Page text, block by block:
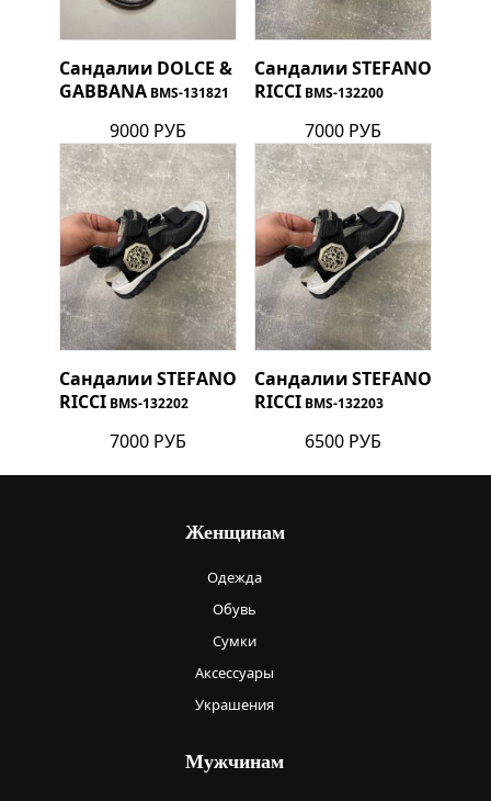
Сандалии DOLCE &
GABBANA BMS-131821
9000 РУБ
СандалииSTEFANO
RICCI BMS-132200
7000 РУБ
СандалииSTEFANO
RICCI BMS-132202
7000 РУБ
СандалииSTEFANO
RICCI BMS-132203
6500 РУБ
Женщинам
Одежда
Обувь
Сумки
Аксессуары
Украшения
Мужчинам